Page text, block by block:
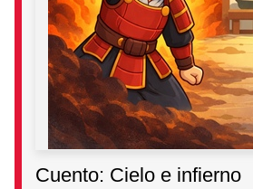
Cuento: Cielo e infierno